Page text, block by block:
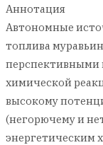
Аннотация
Автономные
топлива
перспективными
химической
высокому
(негорючему и
энергетическим